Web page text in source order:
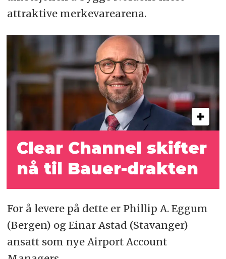
attraktive merkevarearena.
Clear Channel skifter
nå til Bauer-drakten
For å levere på dette er Phillip A. Eggum
(Bergen) og Einar Astad (Stavanger)
ansatt som nye Airport Account